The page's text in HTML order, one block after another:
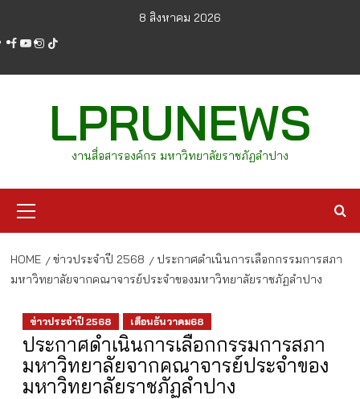
content
8 สิงหาคม 2026
facebook
youtube
instagram
tiktok
LPRUNEWS
งานสื่อสารองค์กร มหาวิทยาลัยราชภัฏลำปาง
Menu
HOME ข่าวประจำปี 2568
ประกาศดำเนินการเลือกกรรมการสภา
มหาวิทยาลัยจากคณาจารย์ประจำของมหาวิทยาลัยราชภัฏลำปาง
ข่าวประจำปี 2568 เดือนธันวาคม68
ประกาศดำเนินการเลือกกรรมการสภา
มหาวิทยาลัยจากคณาจารย์ประจำของ
มหาวิทยาลัยราชภัฏลำปาง